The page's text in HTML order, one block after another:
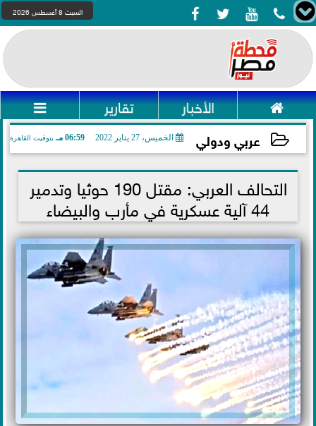
    السبت 8 أغسطس 2026
 الأخبار تقارير 
عربي ودولي الخميس، 27 يناير 2022 06:59 مـ بتوقيت القاهرة
2022-01-27 18:59:42 التحالف العربي: مقتل 190 حوثيا وتدمير
44 آلية عسكرية في مأرب والبيضاء